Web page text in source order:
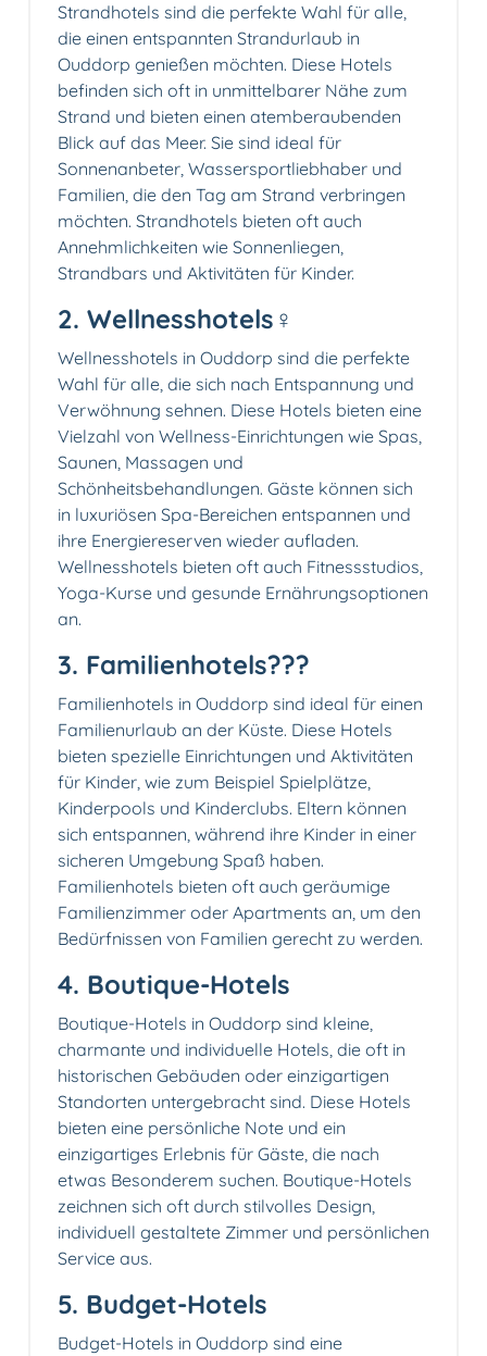
Strandhotels sind die perfekte Wahl für alle,
die einen entspannten Strandurlaub in
Ouddorp genießen möchten. Diese Hotels
befinden sich oft in unmittelbarer Nähe zum
Strand und bieten einen atemberaubenden
Blick auf das Meer. Sie sind ideal für
Sonnenanbeter, Wassersportliebhaber und
Familien, die den Tag am Strand verbringen
möchten. Strandhotels bieten oft auch
Annehmlichkeiten wie Sonnenliegen,
Strandbars und Aktivitäten für Kinder.
2. Wellnesshotels‍♀️
Wellnesshotels in Ouddorp sind die perfekte
Wahl für alle, die sich nach Entspannung und
Verwöhnung sehnen. Diese Hotels bieten eine
Vielzahl von Wellness-Einrichtungen wie Spas,
Saunen, Massagen und
Schönheitsbehandlungen. Gäste können sich
in luxuriösen Spa-Bereichen entspannen und
ihre Energiereserven wieder aufladen.
Wellnesshotels bieten oft auch Fitnessstudios,
Yoga-Kurse und gesunde Ernährungsoptionen
an.
3. Familienhotels‍?‍?‍?
Familienhotels in Ouddorp sind ideal für einen
Familienurlaub an der Küste. Diese Hotels
bieten spezielle Einrichtungen und Aktivitäten
für Kinder, wie zum Beispiel Spielplätze,
Kinderpools und Kinderclubs. Eltern können
sich entspannen, während ihre Kinder in einer
sicheren Umgebung Spaß haben.
Familienhotels bieten oft auch geräumige
Familienzimmer oder Apartments an, um den
Bedürfnissen von Familien gerecht zu werden.
4. Boutique-Hotels️
Boutique-Hotels in Ouddorp sind kleine,
charmante und individuelle Hotels, die oft in
historischen Gebäuden oder einzigartigen
Standorten untergebracht sind. Diese Hotels
bieten eine persönliche Note und ein
einzigartiges Erlebnis für Gäste, die nach
etwas Besonderem suchen. Boutique-Hotels
zeichnen sich oft durch stilvolles Design,
individuell gestaltete Zimmer und persönlichen
Service aus.
5. Budget-Hotels
Budget-Hotels in Ouddorp sind eine